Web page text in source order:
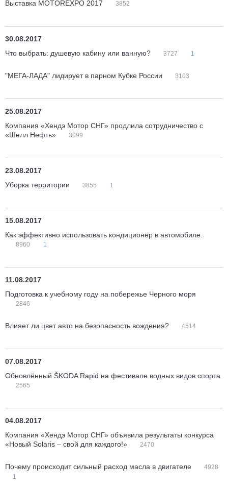
Выставка MOTOREXPO 2017 3852
30.08.2017
Что выбрать: душевую кабину или ванную?
3727 1
"МЕГА-ЛАДА" лидирует в парном Кубке России 3103
25.08.2017
Компания «Хендэ Мотор СНГ» продлила сотрудничество с
«Шелл Нефть»
3099
23.08.2017
Уборка территории
3855 1
15.08.2017
Как эффективно использовать кондиционер в автомобиле.
8960 1
11.08.2017
Подготовка к учебному году на побережье Черного моря
2846
Влияет ли цвет авто на безопасность вождения? 4514
07.08.2017
Обновлённый ŠKODA Rapid на фестивале водных видов спорта
2565
04.08.2017
Компания «Хендэ Мотор СНГ» объявила результаты конкурса
«Новый Solaris – свой для каждого!»
2470
Почему происходит сильный расход масла в двигателе
4928
1